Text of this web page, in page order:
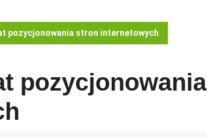
pozycjonowania stron internetowych
pozycjonowania